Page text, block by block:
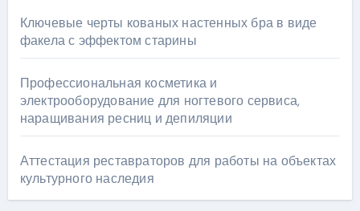
Ключевые черты кованых настенных бра в виде
факела с эффектом старины
Профессиональная косметика и
электрооборудование для ногтевого сервиса,
наращивания ресниц и депиляции
Аттестация реставраторов для работы на объектах
культурного наследия